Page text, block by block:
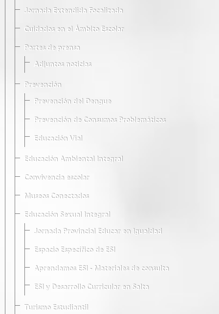
Jornada Extendida Focalizada
Cuidados en el Ámbito Escolar
Partes de prensa
Adjuntos noticias
Prevención
Prevención del Dengue
Prevención de Consumos Problemáticos
Educación Vial
Educación Ambiental Integral
Convivencia escolar
Museos Conectados
Educación Sexual Integral
Jornada Provincial Educar en Igualdad
Espacio Específico de ESI
Aprendamos ESI - Materiales de consulta
ESI y Desarrollo Curricular en Salta
Turismo Estudiantil